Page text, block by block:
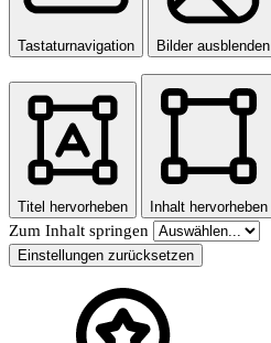
Tastaturnavigation Bilder ausblenden
Titel hervorheben Inhalt hervorheben
Zum Inhalt springen
Einstellungen zurücksetzen